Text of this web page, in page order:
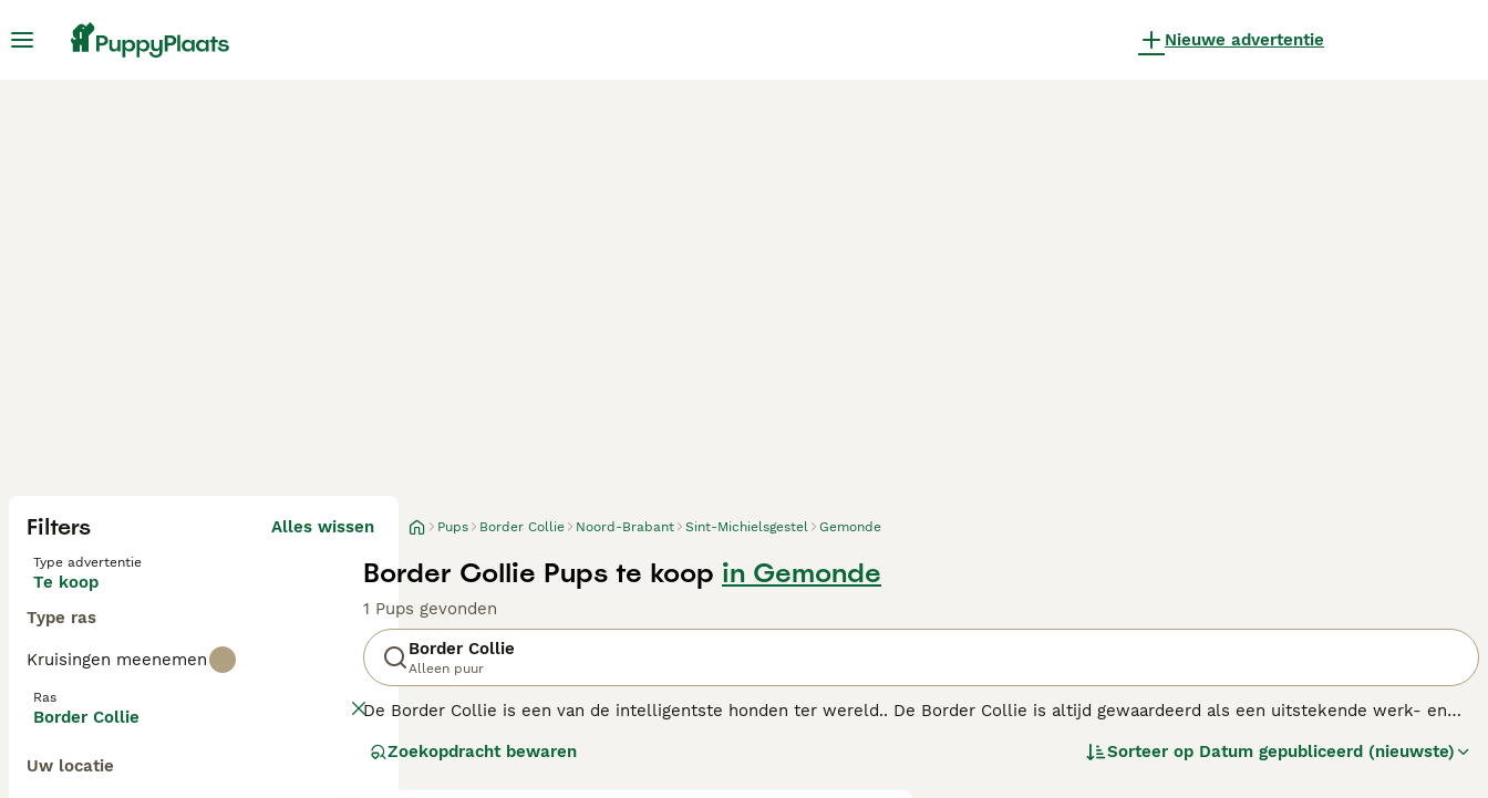
Nieuwe advertentie
Filters Alles wissen
Type advertentie
Te koop
Type ras
Kruisingen meenemen
Ras
Border Collie
Uw locatie
Pups Border Collie Noord-Brabant Sint-Michielsgestel Gemonde
Border Collie Pups te koop in Gemonde
1 Pups gevonden
Border Collie
Alleen puur
De Border Collie is een van de intelligentste honden ter wereld.. De Border Collie is altijd gewaardeerd als een uitstekende werk- en
de meest veelzijdige rassen ter wereld.
Zoekopdracht bewaren Sorteer op Datum gepubliceerd (nieuwste)